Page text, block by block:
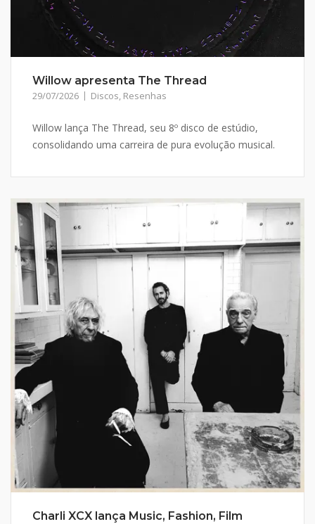
Willow apresenta The Thread
29/07/2026 Discos, Resenhas
Willow lança The Thread, seu 8º disco de estúdio,
consolidando uma carreira de pura evolução musical.
Charli XCX lança Music, Fashion, Film